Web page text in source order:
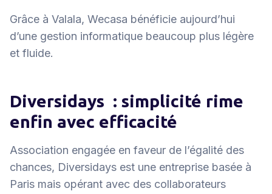
Grâce à Valala, Wecasa bénéficie aujourd’hui
d’une gestion informatique beaucoup plus légère
et fluide.
Diversidays : simplicité rime
enfin avec efficacité
Association engagée en faveur de l’égalité des
chances, Diversidays est une entreprise basée à
Paris mais opérant avec des collaborateurs